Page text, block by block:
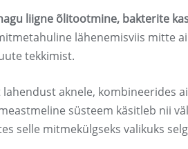
liigne õlitootmine, bakterite
lähenemisviis mitte
tekkimist.
aknele, kombineerides
süsteem käsitleb nii
selle mitmekülgseks valikuks